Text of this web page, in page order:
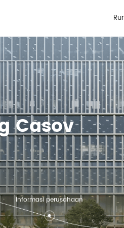
Casov
Informasi perusahaan